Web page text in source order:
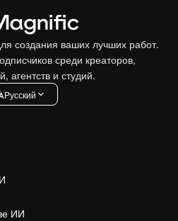
создания ваших лучших работ.
среди креаторов,
агентств и студий.
Pусский
ИИ